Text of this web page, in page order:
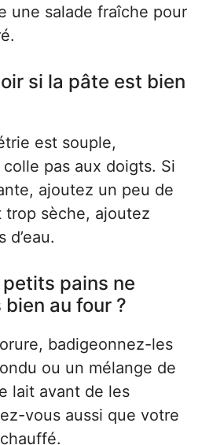
une salade fraîche pour
si la pâte est bien
est souple,
pas aux doigts. Si
ajoutez un peu de
trop sèche, ajoutez
d’eau.
pains ne
au four ?
badigeonnez-les
ou un mélange de
lait avant de les
vous aussi que votre